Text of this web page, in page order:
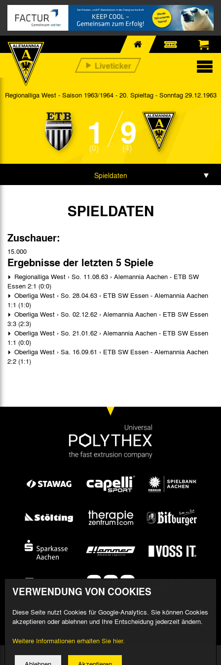
Regionalliga West - Saison 1963/1964 - 20. Spieltag - Sonntag 29.12.1963
1
(0) 9
(4)
Spieldaten
SPIELDATEN
Zuschauer:
15.000
Ergebnisse der letzten 5 Spiele
Regionalliga West › So. 11.08.63 › Alemannia Aachen - ETB SW
Essen 2:1 (0:0)
Oberliga West › So. 28.04.63 › ETB SW Essen - Alemannia Aachen
1:1 (1:0)
Oberliga West › So. 02.12.62 › Alemannia Aachen - ETB SW Essen
3:3 (2:3)
Oberliga West › So. 21.01.62 › Alemannia Aachen - ETB SW Essen
1:1 (0:0)
Oberliga West › Sa. 16.09.61 › ETB SW Essen - Alemannia Aachen
2:2 (1:1)
© 2026 Alemannia Aachen - Alle Rechte vorbehalten
VERWENDUNG VON COOKIES
Diese Seite nutzt Cookies für Google-Analytics. Sie können Cookies
akzeptieren oder ablehnen und Ihre Entscheidung jederzeit ändern.
Weitere Informationen erhalten Sie hier.